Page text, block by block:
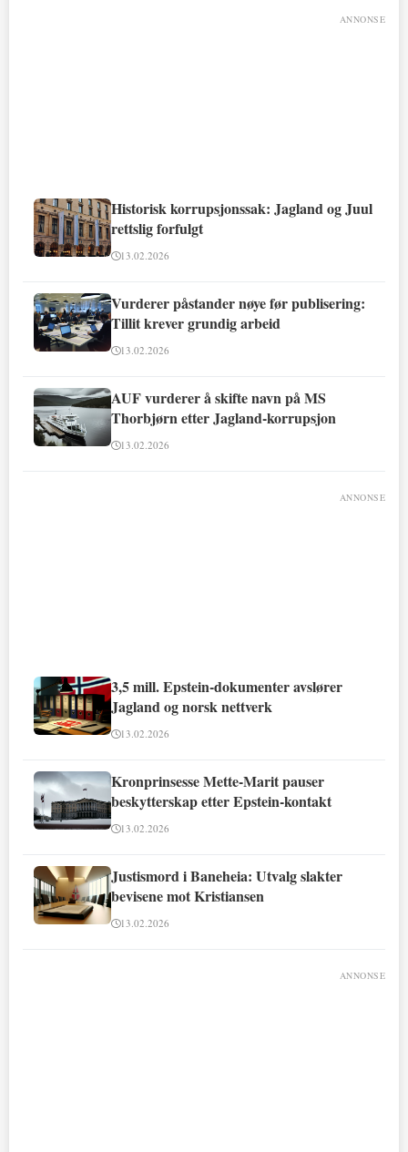
ANNONSE
Historisk korrupsjonssak: Jagland og Juul
rettslig forfulgt
13.02.2026
Vurderer påstander nøye før publisering:
Tillit krever grundig arbeid
13.02.2026
AUF vurderer å skifte navn på MS
Thorbjørn etter Jagland-korrupsjon
13.02.2026
ANNONSE
3,5 mill. Epstein-dokumenter avslører
Jagland og norsk nettverk
13.02.2026
Kronprinsesse Mette-Marit pauser
beskytterskap etter Epstein-kontakt
13.02.2026
Justismord i Baneheia: Utvalg slakter
bevisene mot Kristiansen
13.02.2026
ANNONSE